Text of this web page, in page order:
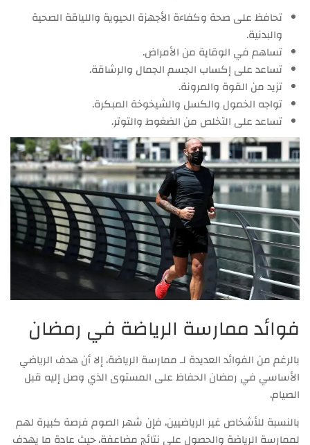
تحافظ على صحة وكفاءة الأجهزة الحيوية واللياقة الصحية
والبدنية.
تساهم في الوقاية من الأمراض.
تساعد على إكساب الجسم الجمال والرشاقة.
تزيد من القوة والمرونة.
تواجه الخمول والكسل والشيخوخة المبكرة.
تساعد على التخلص من الضغوط والتوتر.
فوائد ممارسة الرياضة في رمضان
بالرغم من الفوائد العديدة لـ ممارسة الرياضة، إلا أن هدف الرياضي
الأساسي في رمضان الحفاظ على المستوى الذي وصل إليه قبل
الصيام.
بالنسبة للأشخاص غير الرياضيين، فإن شهر الصوم فرصة كبيرة لهم
لممارسة الرياضة والحصول على نتائج مضاعفة، حيث عادة ما يهدف